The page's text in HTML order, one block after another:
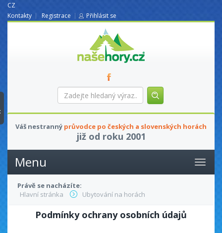
CZ
Kontakty
Registrace Přihlásit se
nasehory.cz
Zadejte
hledaný
Váš nestranný průvodce po českých a slovenských horách
již od roku 2001
Menu
Právě se nacházíte:
Hlavní stránka
Ubytování na horách
Podmínky ochrany osobních údajů